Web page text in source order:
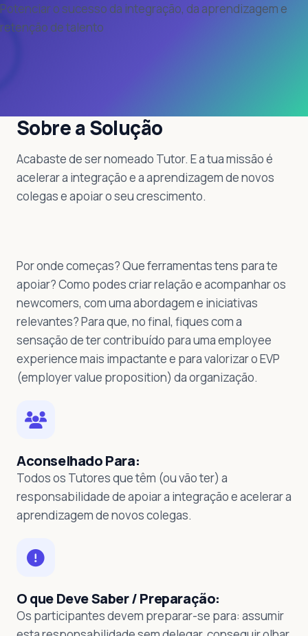
Potenciar o sucesso da integração, da aprendizagem e
retenção de talento
Sobre a Solução
Acabaste de ser nomeado Tutor. E a tua missão é
acelerar a integração e a aprendizagem de novos
colegas e apoiar o seu crescimento.
Por onde começas? Que ferramentas tens para te
apoiar? Como podes criar relação e acompanhar os
newcomers, com uma abordagem e iniciativas
relevantes? Para que, no final, fiques com a
sensação de ter contribuído para uma employee
experience mais impactante e para valorizar o EVP
(employer value proposition) da organização.
Aconselhado Para:
Todos os Tutores que têm (ou vão ter) a
responsabilidade de apoiar a integração e acelerar a
aprendizagem de novos colegas.
O que Deve Saber / Preparação:
Os participantes devem preparar-se para: assumir